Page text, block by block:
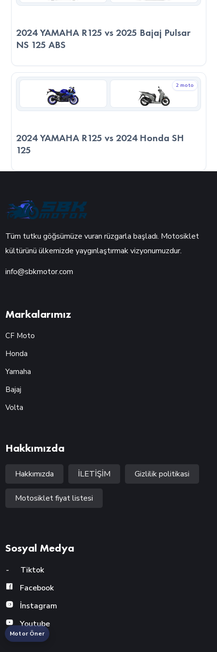
ve agresif kullanım önceliğinizse, 2024 YAMAHA R125
teknik verilere değil, kullanım amacınıza, sürüş
alışkanlıklarınıza ve motosikleti nerede kullanacağınızı göz
önünde bulundurmanız önemlidir.
2024 YAMAHA R125 vs 2025 Bajaj Pulsar
NS 125 ABS
2 moto
2024 YAMAHA R125 vs 2024 Honda SH
125
Tüm tutku göğsümüze vuran rüzgarla başladı. Motosiklet
kültürünü ülkemizde yaygınlaştırmak vizyonumuzdur.
info@sbkmotor.com
Markalarımız
CF Moto
Honda
Yamaha
Bajaj
Volta
Hakkımızda
Hakkımızda İLETİŞİM Gizlilik politikasi
Motosiklet fiyat listesi
Sosyal Medya
-
Tiktok
Facebook
İnstagram
Youtube
Motor Öner